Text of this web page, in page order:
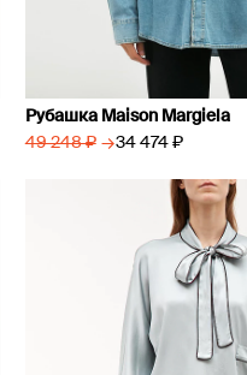
Рубашка Maison Margiela
49 248 ₽ → 34 474 ₽